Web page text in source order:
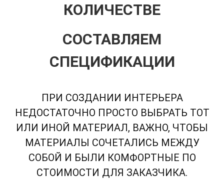
КОЛИЧЕСТВЕ
СОСТАВЛЯЕМ
СПЕЦИФИКАЦИИ
ПРИ СОЗДАНИИ ИНТЕРЬЕРА
НЕДОСТАТОЧНО ПРОСТО ВЫБРАТЬ ТОТ
ИЛИ ИНОЙ МАТЕРИАЛ, ВАЖНО, ЧТОБЫ
МАТЕРИАЛЫ СОЧЕТАЛИСЬ МЕЖДУ
СОБОЙ И БЫЛИ КОМФОРТНЫЕ ПО
СТОИМОСТИ ДЛЯ ЗАКАЗЧИКА.